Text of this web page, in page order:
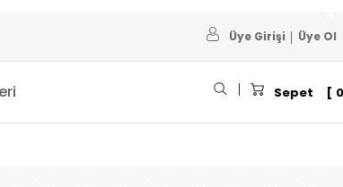
Üye Girişi Üye Ol
Sepet 0